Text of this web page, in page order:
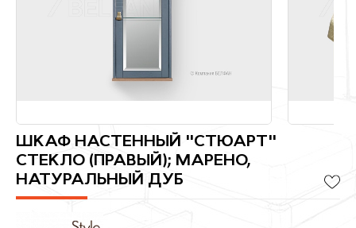
ШКАФ НАСТЕННЫЙ "СТЮАРТ"
СТЕКЛО (ПРАВЫЙ); МАРЕНО,
НАТУРАЛЬНЫЙ ДУБ